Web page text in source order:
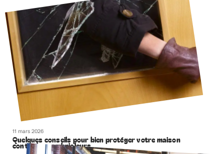
11 mars 2026
Quelques conseils pour bien protéger votre maison
contre les cambrioleurs